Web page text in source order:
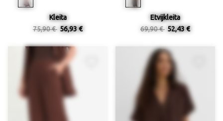
Kleita
75,90 € 56,93 €
Etvijkleita
69,90 € 52,43 €